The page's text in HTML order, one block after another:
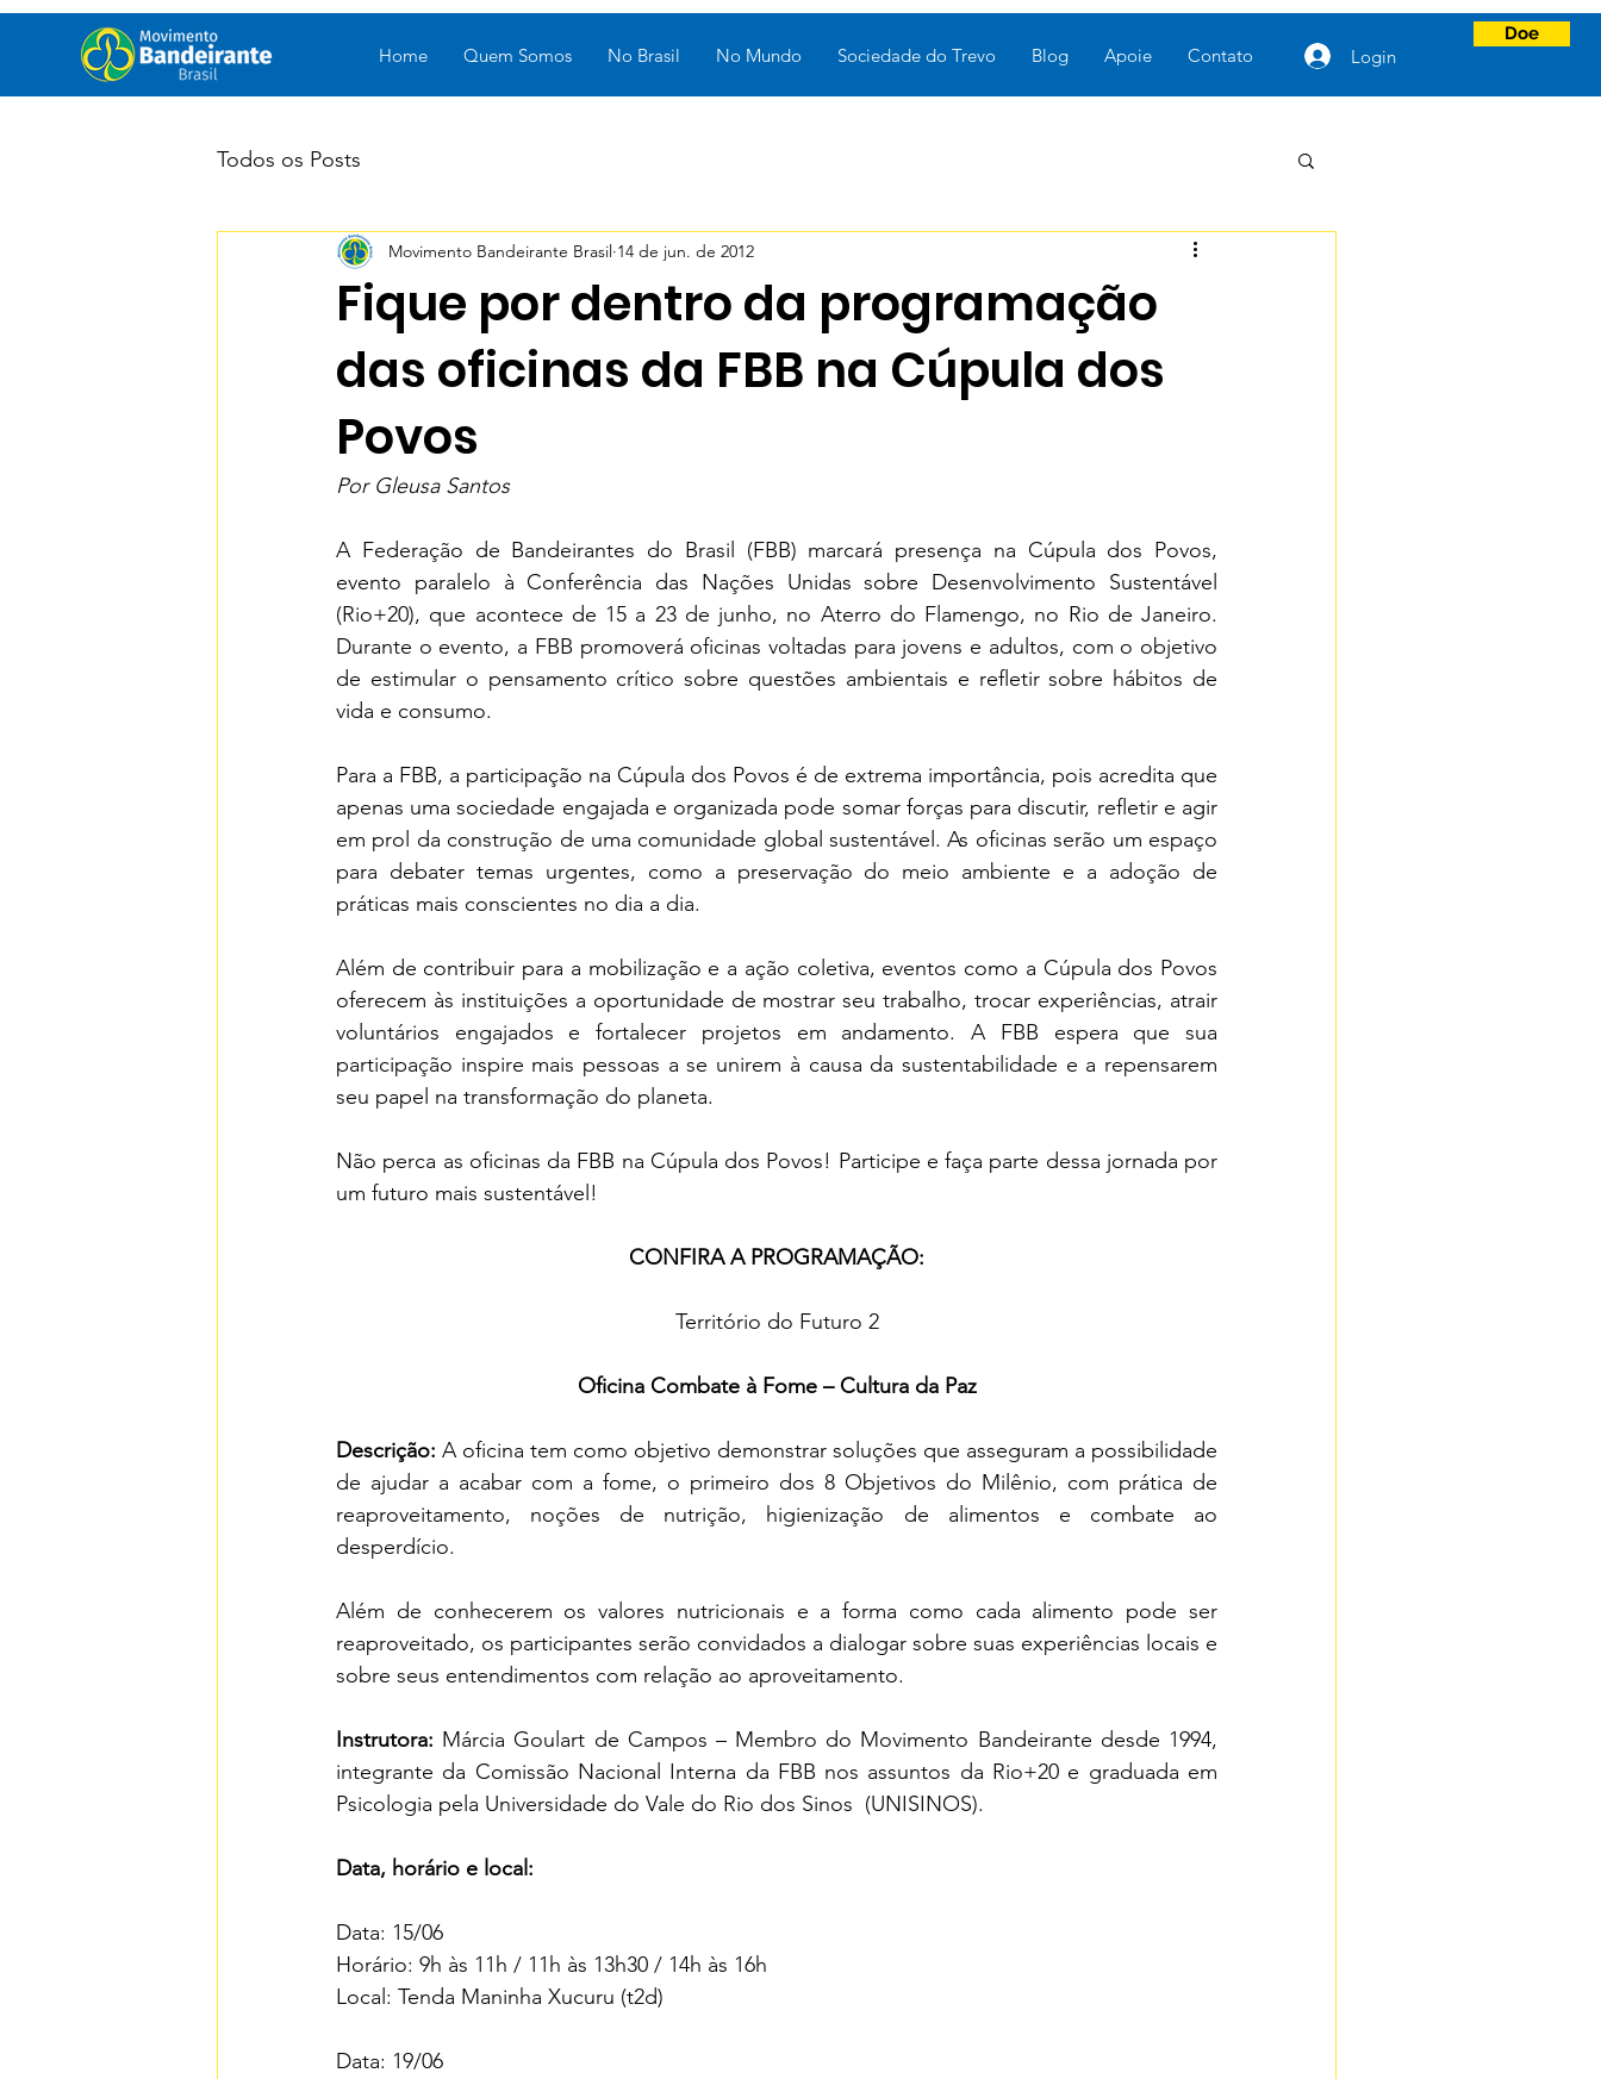
Home Quem Somos No Brasil No Mundo Sociedade do Trevo Blog Apoie Contato Login
Doe
Todos os Posts
Fique por dentro da programação
das oficinas da FBB na Cúpula dos
Povos
Movimento Bandeirante Brasil 14 de jun. de 2012
Por Gleusa Santos
A Federação de Bandeirantes do Brasil (FBB) marcará presença na Cúpula dos Povos,
evento paralelo à Conferência das Nações Unidas sobre Desenvolvimento Sustentável
(Rio+20), que acontece de 15 a 23 de junho, no Aterro do Flamengo, no Rio de Janeiro.
Durante o evento, a FBB promoverá oficinas voltadas para jovens e adultos, com o objetivo
de estimular o pensamento crítico sobre questões ambientais e refletir sobre hábitos de
vida e consumo.
Para a FBB, a participação na Cúpula dos Povos é de extrema importância, pois acredita que
apenas uma sociedade engajada e organizada pode somar forças para discutir, refletir e agir
em prol da construção de uma comunidade global sustentável. As oficinas serão um espaço
para debater temas urgentes, como a preservação do meio ambiente e a adoção de
práticas mais conscientes no dia a dia.
Além de contribuir para a mobilização e a ação coletiva, eventos como a Cúpula dos Povos
oferecem às instituições a oportunidade de mostrar seu trabalho, trocar experiências, atrair
voluntários engajados e fortalecer projetos em andamento. A FBB espera que sua
participação inspire mais pessoas a se unirem à causa da sustentabilidade e a repensarem
seu papel na transformação do planeta.
Não perca as oficinas da FBB na Cúpula dos Povos! Participe e faça parte dessa jornada por
um futuro mais sustentável!
CONFIRA A PROGRAMAÇÃO:
Território do Futuro 2
Oficina Combate à Fome – Cultura da Paz
Descrição: A oficina tem como objetivo demonstrar soluções que asseguram a possibilidade
de ajudar a acabar com a fome, o primeiro dos 8 Objetivos do Milênio, com prática de
reaproveitamento, noções de nutrição, higienização de alimentos e combate ao
desperdício.
Além de conhecerem os valores nutricionais e a forma como cada alimento pode ser
reaproveitado, os participantes serão convidados a dialogar sobre suas experiências locais e
sobre seus entendimentos com relação ao aproveitamento.
Instrutora: Márcia Goulart de Campos – Membro do Movimento Bandeirante desde 1994,
integrante da Comissão Nacional Interna da FBB nos assuntos da Rio+20 e graduada em
Psicologia pela Universidade do Vale do Rio dos Sinos  (UNISINOS).
Data, horário e local:
Data: 15/06
Horário: 9h às 11h / 11h às 13h30 / 14h às 16h
Local: Tenda Maninha Xucuru (t2d)
Data: 19/06